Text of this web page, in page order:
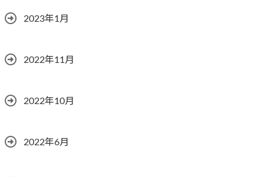
2023年1月
2022年11月
2022年10月
2022年6月